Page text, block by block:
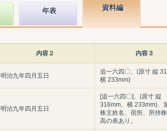
年表 資料編
内容２ 内容３
明治九年四月五日
追一六四〇、(原寸 縦
横 233mm)
明治九年四月五日
[追一六四〇]、(原寸 縦
316mm、横 233mm)、
株主姓名、宿所、所持
高の表あり。